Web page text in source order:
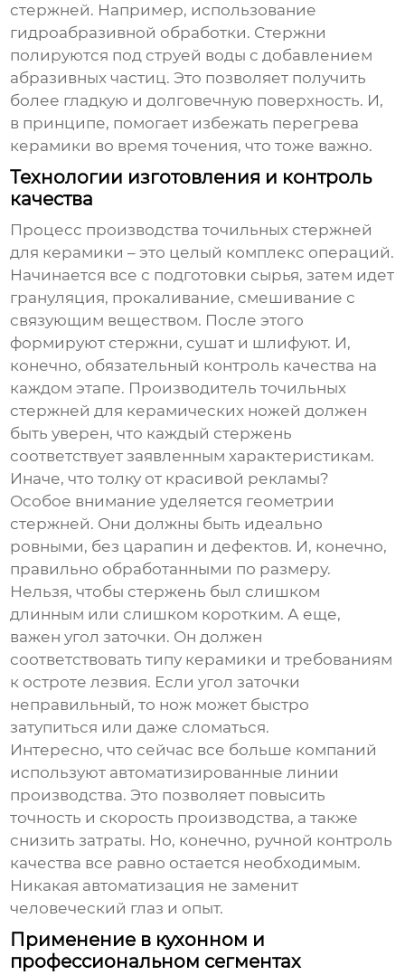
стержней. Например, использование
гидроабразивной обработки. Стержни
полируются под струей воды с добавлением
абразивных частиц. Это позволяет получить
более гладкую и долговечную поверхность. И,
в принципе, помогает избежать перегрева
керамики во время точения, что тоже важно.
Технологии изготовления и контроль
качества
Процесс производства точильных стержней
для керамики – это целый комплекс операций.
Начинается все с подготовки сырья, затем идет
грануляция, прокаливание, смешивание с
связующим веществом. После этого
формируют стержни, сушат и шлифуют. И,
конечно, обязательный контроль качества на
каждом этапе. Производитель точильных
стержней для керамических ножей должен
быть уверен, что каждый стержень
соответствует заявленным характеристикам.
Иначе, что толку от красивой рекламы?
Особое внимание уделяется геометрии
стержней. Они должны быть идеально
ровными, без царапин и дефектов. И, конечно,
правильно обработанными по размеру.
Нельзя, чтобы стержень был слишком
длинным или слишком коротким. А еще,
важен угол заточки. Он должен
соответствовать типу керамики и требованиям
к остроте лезвия. Если угол заточки
неправильный, то нож может быстро
затупиться или даже сломаться.
Интересно, что сейчас все больше компаний
используют автоматизированные линии
производства. Это позволяет повысить
точность и скорость производства, а также
снизить затраты. Но, конечно, ручной контроль
качества все равно остается необходимым.
Никакая автоматизация не заменит
человеческий глаз и опыт.
Применение в кухонном и
профессиональном сегментах